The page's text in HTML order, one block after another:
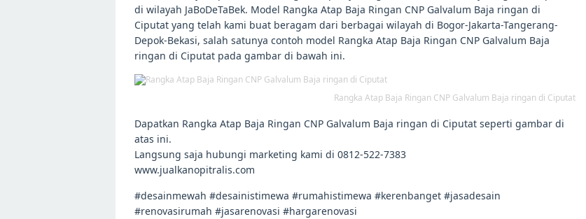
di wilayah JaBoDeTaBek. Model Rangka Atap Baja Ringan CNP Galvalum Baja ringan di
Ciputat yang telah kami buat beragam dari berbagai wilayah di Bogor-Jakarta-Tangerang-
Depok-Bekasi, salah satunya contoh model Rangka Atap Baja Ringan CNP Galvalum Baja
ringan di Ciputat pada gambar di bawah ini.
Rangka Atap Baja Ringan CNP Galvalum Baja ringan di Ciputat
Dapatkan Rangka Atap Baja Ringan CNP Galvalum Baja ringan di Ciputat seperti gambar di
atas ini.
Langsung saja hubungi marketing kami di 0812-522-7383
www.jualkanopitralis.com
#desainmewah #desainistimewa #rumahistimewa #kerenbanget #jasadesain
#renovasirumah #jasarenovasi #hargarenovasi